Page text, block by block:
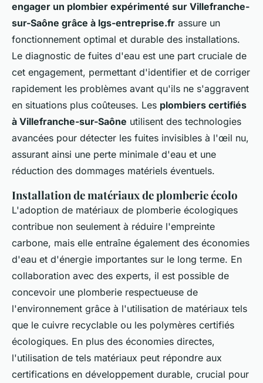
engager un plombier expérimenté sur Villefranche-
sur-Saône grâce à lgs-entreprise.fr assure un
fonctionnement optimal et durable des installations.
Le diagnostic de fuites d'eau est une part cruciale de
cet engagement, permettant d'identifier et de corriger
rapidement les problèmes avant qu'ils ne s'aggravent
en situations plus coûteuses. Les plombiers certifiés
à Villefranche-sur-Saône utilisent des technologies
avancées pour détecter les fuites invisibles à l'œil nu,
assurant ainsi une perte minimale d'eau et une
réduction des dommages matériels éventuels.
Installation de matériaux de plomberie écolo
L'adoption de matériaux de plomberie écologiques
contribue non seulement à réduire l'empreinte
carbone, mais elle entraîne également des économies
d'eau et d'énergie importantes sur le long terme. En
collaboration avec des experts, il est possible de
concevoir une plomberie respectueuse de
l'environnement grâce à l'utilisation de matériaux tels
que le cuivre recyclable ou les polymères certifiés
écologiques. En plus des économies directes,
l'utilisation de tels matériaux peut répondre aux
certifications en développement durable, crucial pour